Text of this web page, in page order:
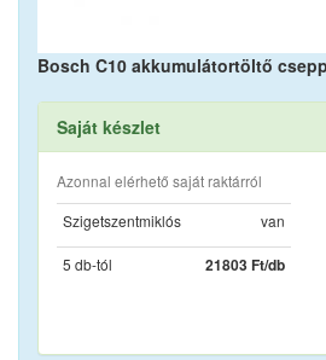
Bosch C10 akkumulátortöltő
Saját készlet
Azonnal elérhető saját raktárról
Szigetszentmiklós
van
5 db-tól 21803 Ft/db